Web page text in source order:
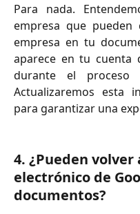
Para nada.
empresa que
empresa en tu
aparece en tu cuenta
durante el proceso
Actualizaremos esta
para garantizar una
4. ¿Pueden
electrónico de
documentos?